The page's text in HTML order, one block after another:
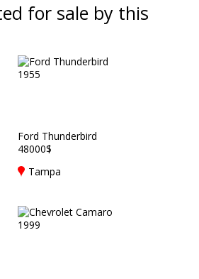
for sale by this
Ford Thunderbird
48000$
Tampa